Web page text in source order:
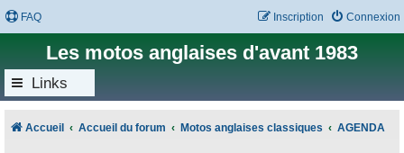
FAQ Connexion
Inscription
Les motos anglaises d'avant 1983
Links
Accueil Accueil du forum Motos anglaises classiques AGENDA